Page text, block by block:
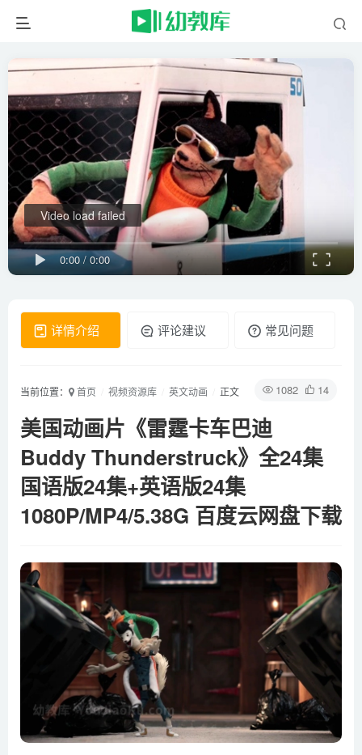
0:00 / 0:00
Video load failed
详情介绍 评论建议 常见问题
1082 14
当前位置： 首页 视频资源库 英文动画 正文
美国动画片《雷霆卡车巴迪
Buddy Thunderstruck》全24集
国语版24集+英语版24集
1080P/MP4/5.38G 百度云网盘下载